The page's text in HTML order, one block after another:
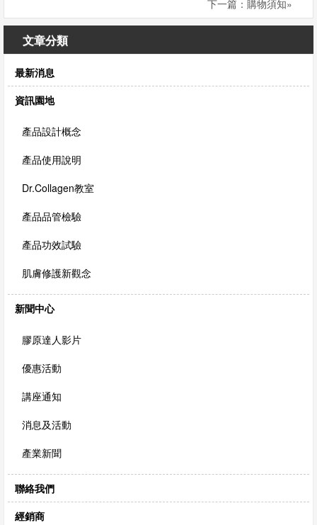
下一篇：購物須知»
文章分類
最新消息
資訊園地
產品設計概念
產品使用說明
Dr.Collagen教室
產品品管檢驗
產品功效試驗
肌膚修護新觀念
新聞中心
膠原達人影片
優惠活動
講座通知
消息及活動
產業新聞
聯絡我們
經銷商